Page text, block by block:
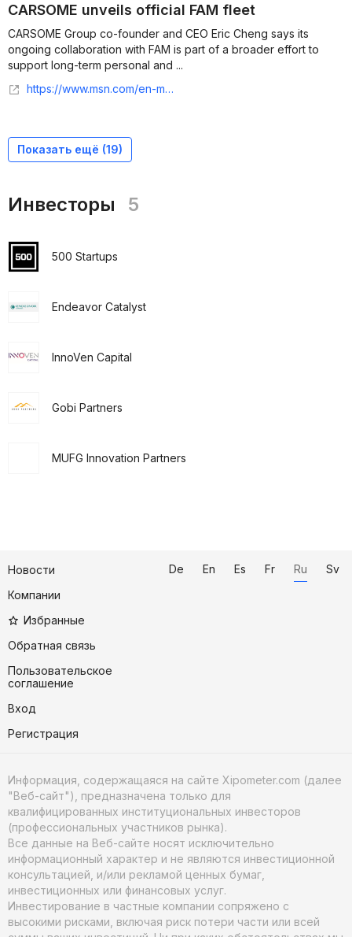
CARSOME unveils official FAM fleet
CARSOME Group co-founder and CEO Eric Cheng says its
ongoing collaboration with FAM is part of a broader effort to
support long-term personal and ...
https://www.msn.com/en-my/news/other/carsome-unveils-official-fam-fleet/ar-AA1FhOAr
Показать ещё (19)
Инвесторы 5
500 Startups
Endeavor Catalyst
InnoVen Capital
Gobi Partners
MUFG Innovation Partners
Новости
Компании
Избранные
Обратная связь
Пользовательское
соглашение
Вход
Регистрация
De En Es Fr Ru Sv
Информация, содержащаяся на сайте Xipometer.com (далее
"Веб-сайт"), предназначена только для
квалифицированных институциональных инвесторов
(профессиональных участников рынка).
Все данные на Веб-сайте носят исключительно
информационный характер и не являются инвестиционной
консультацией, и/или рекламой ценных бумаг,
инвестиционных или финансовых услуг.
Инвестирование в частные компании сопряжено с
высокими рисками, включая риск потери части или всей